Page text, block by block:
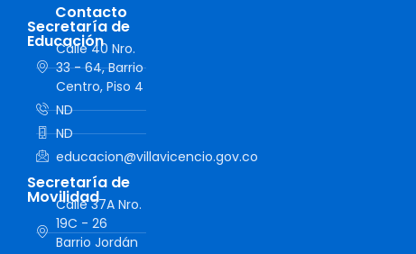
Contacto
Secretaría de
Educación
Calle 40 Nro.
33 - 64, Barrio
Centro, Piso 4
ND
ND
educacion@villavicencio.gov.co
Secretaría de
Movilidad
Calle 37A Nro.
19C - 26
Barrio Jordán